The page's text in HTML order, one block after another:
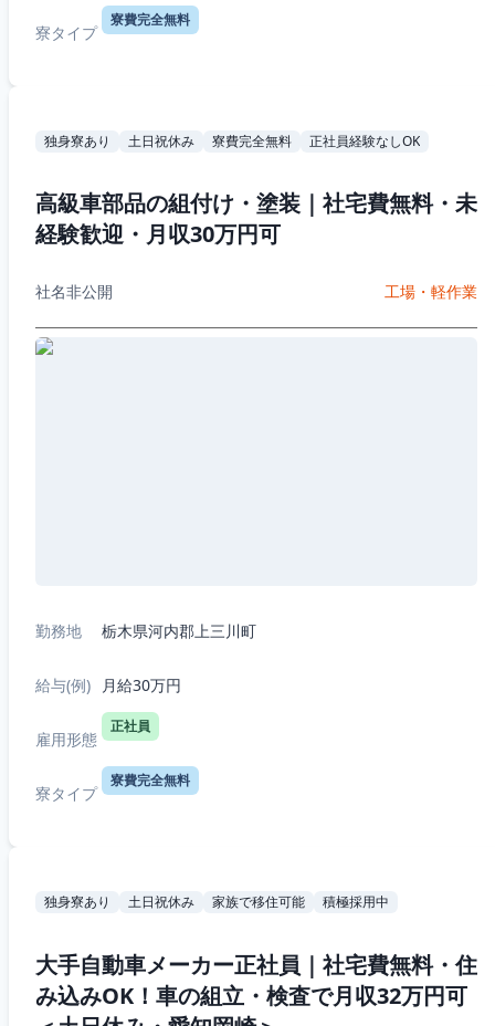
寮タイプ
寮費完全無料
独身寮あり 土日祝休み 寮費完全無料 正社員経験なしOK
高級車部品の組付け・塗装｜社宅費無料・未
経験歓迎・月収30万円可
社名非公開 工場・軽作業
勤務地 栃木県河内郡上三川町
給与(例) 月給30万円
雇用形態
正社員
寮タイプ
寮費完全無料
独身寮あり 土日祝休み 家族で移住可能 積極採用中
大手自動車メーカー正社員｜社宅費無料・住
み込みOK！車の組立・検査で月収32万円可